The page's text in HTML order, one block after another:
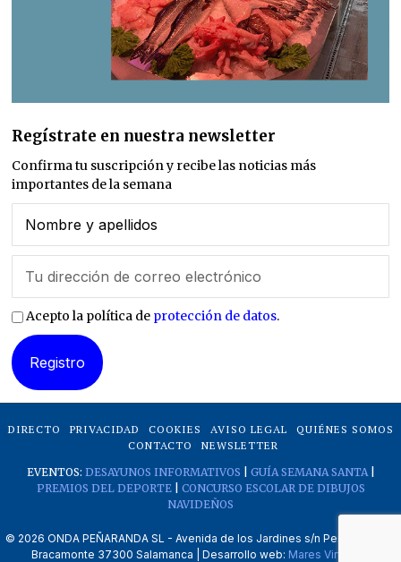
Regístrate en nuestra newsletter
Confirma tu suscripción y recibe las noticias más
importantes de la semana
Acepto la política de protección de datos.
DIRECTO PRIVACIDAD COOKIES AVISO LEGAL
QUIÉNES SOMOS
CONTACTO
NEWSLETTER
EVENTOS: DESAYUNOS INFORMATIVOS GUÍA SEMANA SANTA|
PREMIOS DEL DEPORTE| CONCURSO ESCOLAR DE DIBUJOS
NAVIDEÑOS
© 2026 ONDA PEÑARANDA SL - Avenida de los Jardines s/n Peñaranda de
Bracamonte 37300 Salamanca | Desarrollo web: Mares Virtuales